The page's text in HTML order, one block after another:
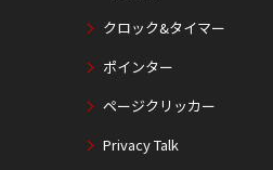
クロック&タイマー
ポインター
ページクリッカー
Privacy Talk